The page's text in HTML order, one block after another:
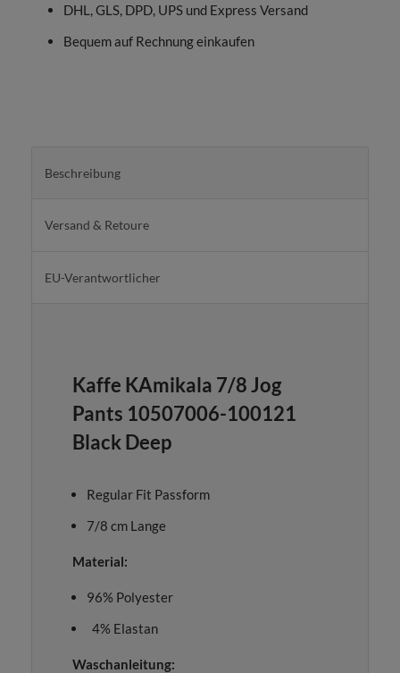
DHL, GLS, DPD, UPS und Express Versand
Bequem auf Rechnung einkaufen
Beschreibung
Versand & Retoure
EU-Verantwortlicher
Kaffe KAmikala 7/8 Jog
Pants 10507006-100121
Black Deep
Regular Fit Passform
7/8 cm Lange
Material:
96% Polyester
4% Elastan
Waschanleitung: